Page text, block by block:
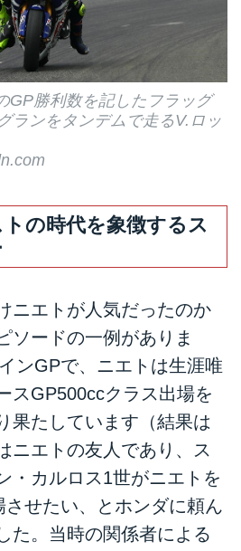
GP勝利数を記したフラッグ
ランをタンデムで走るV.ロッ
の時代を象徴するス
ニエトが人気だったのか
ソードの一例がありま
ンGPで、ニエトは生涯唯
スGP500ccクラス出場を
果たしています（結果は
ニエトの友人であり、ス
・カルロス1世がニエトを
せたい、とホンダに頼ん
た。当時の関係者による